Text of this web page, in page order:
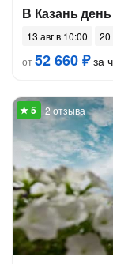
В Казань
13 авг в 10:00
20
от52 660 ₽за
2 отзыва